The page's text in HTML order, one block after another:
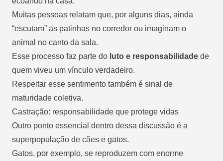
Muitas pessoas relatam que, por alguns dias, ainda
“escutam” as patinhas no corredor ou imaginam o
animal no canto da sala.
Esse processo faz parte do luto e responsabilidade de
quem viveu um vínculo verdadeiro.
Respeitar esse sentimento também é sinal de
maturidade coletiva.
Castração: responsabilidade que protege vidas
Outro ponto essencial dentro dessa discussão é a
superpopulação de cães e gatos.
Gatos, por exemplo, se reproduzem com enorme